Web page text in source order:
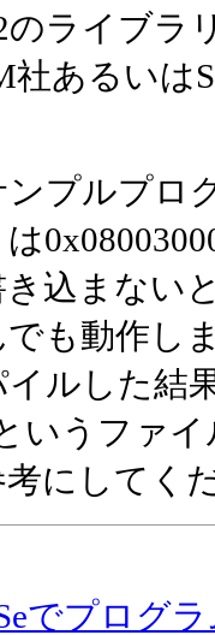
のライブラ
社あるいは
ンプルプロ
は
き込まない
でも動作し
イルした結
いうファ
考にしてく
でプログ